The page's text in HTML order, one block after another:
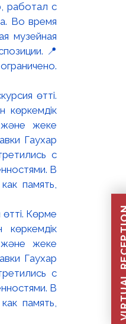
работал с
Во время
музейная
📍
Көрме
және жеке
Гаухар
с
В
память,